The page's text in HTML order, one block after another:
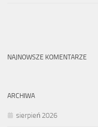
NAJNOWSZE KOMENTARZE
ARCHIWA
sierpień 2026